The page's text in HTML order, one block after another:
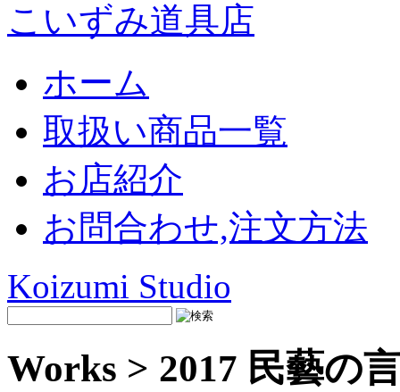
こいずみ道具店
ホーム
取扱い商品一覧
お店紹介
お問合わせ,注文方法
Koizumi Studio
Works > 2017 民藝の